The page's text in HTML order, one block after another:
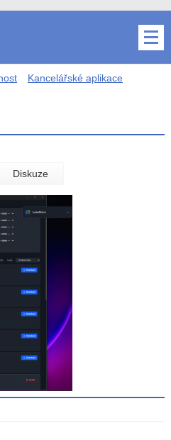
Kancelářské aplikace
Diskuze